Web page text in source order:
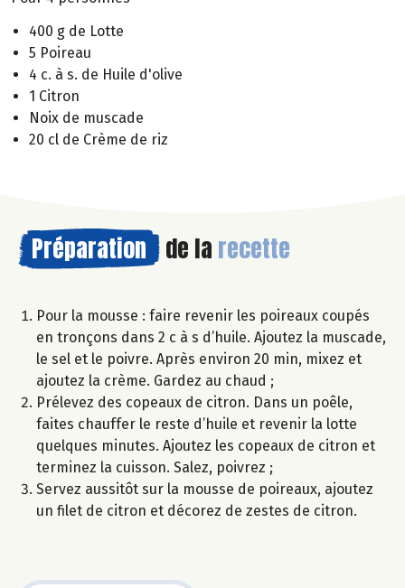
400 g de Lotte
5 Poireau
4 c. à s. de Huile d'olive
1 Citron
Noix de muscade
20 cl de Crème de riz
Préparation de la recette
Pour la mousse : faire revenir les poireaux coupés
en tronçons dans 2 c à s d’huile. Ajoutez la muscade,
le sel et le poivre. Après environ 20 min, mixez et
ajoutez la crème. Gardez au chaud ;
Prélevez des copeaux de citron. Dans un poêle,
faites chauffer le reste d’huile et revenir la lotte
quelques minutes. Ajoutez les copeaux de citron et
terminez la cuisson. Salez, poivrez ;
Servez aussitôt sur la mousse de poireaux, ajoutez
un filet de citron et décorez de zestes de citron.